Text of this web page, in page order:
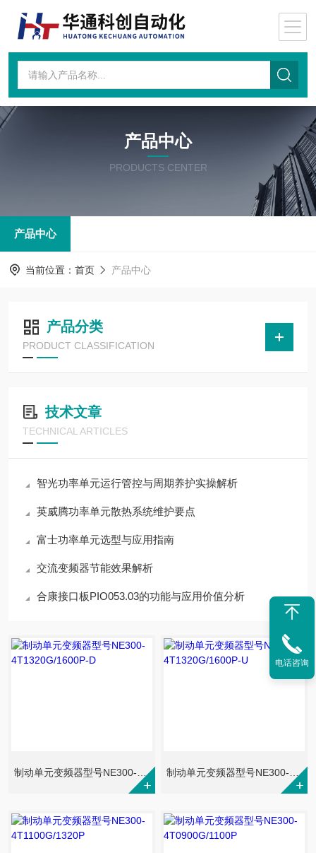
产品中心
PRODUCTS CENTER
产品中心
当前位置： 首页 产品中心
产品分类
PRODUCT CLASSIFICATION
技术文章
TECHNICAL ARTICLES
智光功率单元运行管控与周期养护实操解析
英威腾功率单元散热系统维护要点
富士功率单元选型与应用指南
交流变频器节能效果解析
合康接口板PIO053.03的功能与应用价值分析
制动单元变频器型号NE300-4T1320G/1600P-D 制动单元变频器型号NE300-4T1320G/1600P-U
电话咨询